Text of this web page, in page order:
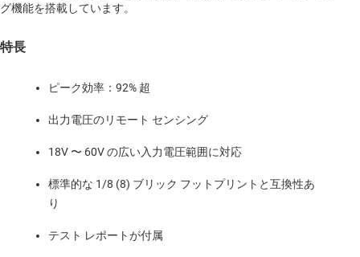
グ機能を搭載しています。
特長
ピーク効率：92% 超
出力電圧のリモート センシング
18V 〜 60V の広い入力電圧範囲に対応
標準的な 1/8 (8) ブリック フットプリントと互換性あ
り
テスト レポートが付属